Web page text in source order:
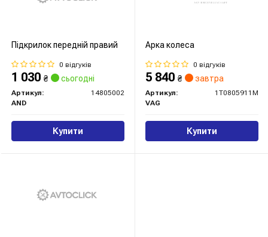
Підкрилок передній правий
0 відгуків
1 030 ₴ сьогодні
Артикул:
14805002
AND
Купити
Арка колеса
0 відгуків
5 840 ₴ завтра
Артикул:
1T0805911M
VAG
Купити